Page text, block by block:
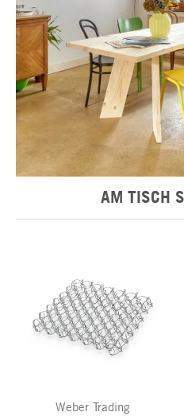
AM TISCH
Weber Trading